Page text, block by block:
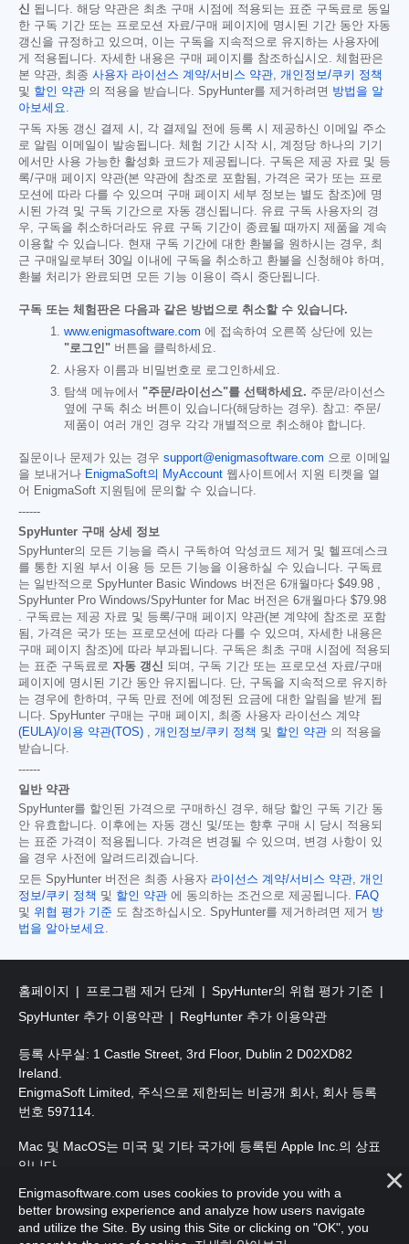
신
됩니다. 해당 약관은 최초 구매 시점에 적용되는 표준 구독료로 동일
한 구독 기간 또는 프로모션 자료/구매 페이지에 명시된 기간 동안 자동
갱신을 규정하고 있으며, 이는 구독을 지속적으로 유지하는 사용자에
게 적용됩니다. 자세한 내용은 구매 페이지를 참조하십시오. 체험판은
본 약관, 최종 사용자 라이선스 계약/서비스 약관
개인정보/쿠키 정책
및 할인 약관 의 적용을 받습니다. SpyHunter를 제거하려면 방법을 알
아보세요
구독 자동 갱신 결제 시, 각 결제일 전에 등록 시 제공하신 이메일 주소
로 알림 이메일이 발송됩니다. 체험 기간 시작 시, 계정당 하나의 기기
에서만 사용 가능한 활성화 코드가 제공됩니다. 구독은 제공 자료 및 등
록/구매 페이지 약관(본 약관에 참조로 포함됨, 가격은 국가 또는 프로
모션에 따라 다를 수 있으며 구매 페이지 세부 정보는 별도 참조)에 명
시된 가격 및 구독 기간으로 자동 갱신됩니다. 유료 구독 사용자의 경
우, 구독을 취소하더라도 유료 구독 기간이 종료될 때까지 제품을 계속
이용할 수 있습니다. 현재 구독 기간에 대한 환불을 원하시는 경우, 최
근 구매일로부터 30일 이내에 구독을 취소하고 환불을 신청해야 하며,
환불 처리가 완료되면 모든 기능 이용이 즉시 중단됩니다.
구독 또는 체험판은 다음과 같은 방법으로 취소할 수 있습니다.
www.enigmasoftware.com 에 접속하여 오른쪽 상단에 있는
"로그인" 버튼을 클릭하세요.
사용자 이름과 비밀번호로 로그인하세요.
탐색 메뉴에서 "주문/라이선스"를 선택하세요. 주문/라이선스
옆에 구독 취소 버튼이 있습니다(해당하는 경우). 참고: 주문/
제품이 여러 개인 경우 각각 개별적으로 취소해야 합니다.
질문이나 문제가 있는 경우 support@enigmasoftware.com 으로 이메일
을 보내거나 EnigmaSoft의 MyAccount 웹사이트에서 지원 티켓을 열
어 EnigmaSoft 지원팀에 문의할 수 있습니다.
------
SpyHunter 구매 상세 정보
SpyHunter의 모든 기능을 즉시 구독하여 악성코드 제거 및 헬프데스크
를 통한 지원 부서 이용 등 모든 기능을 이용하실 수 있습니다. 구독료
는 일반적으로 SpyHunter Basic Windows 버전은 6개월마다 $49.98 ,
SpyHunter Pro Windows/SpyHunter for Mac 버전은 6개월마다 $79.98
. 구독료는 제공 자료 및 등록/구매 페이지 약관(본 계약에 참조로 포함
됨, 가격은 국가 또는 프로모션에 따라 다를 수 있으며, 자세한 내용은
구매 페이지 참조)에 따라 부과됩니다. 구독은 최초 구매 시점에 적용되
는 표준 구독료로 자동 갱신 되며, 구독 기간 또는 프로모션 자료/구매
페이지에 명시된 기간 동안 유지됩니다. 단, 구독을 지속적으로 유지하
는 경우에 한하며, 구독 만료 전에 예정된 요금에 대한 알림을 받게 됩
니다. SpyHunter 구매는 구매 페이지, 최종 사용자 라이선스 계약
(EULA)/이용 약관(TOS) , 개인정보/쿠키 정책 및 할인 약관 의 적용을
받습니다.
------
일반 약관
SpyHunter를 할인된 가격으로 구매하신 경우, 해당 할인 구독 기간 동
안 유효합니다. 이후에는 자동 갱신 및/또는 향후 구매 시 당시 적용되
는 표준 가격이 적용됩니다. 가격은 변경될 수 있으며, 변경 사항이 있
을 경우 사전에 알려드리겠습니다.
모든 SpyHunter 버전은 최종 사용자 라이선스 계약/서비스 약관, 개인
정보/쿠키 정책 및 할인 약관 에 동의하는 조건으로 제공됩니다. FAQ
및 위협 평가 기준 도 참조하십시오. SpyHunter를 제거하려면 제거 방
법을 알아보세요.
홈페이지 프로그램 제거 단계
SpyHunter의 위협 평가 기준
SpyHunter 추가 이용약관
RegHunter 추가 이용약관
등록 사무실: 1 Castle Street, 3rd Floor, Dublin 2 D02XD82
Ireland.
EnigmaSoft Limited, 주식으로 제한되는 비공개 회사, 회사 등록
번호 597114.
Mac 및 MacOS는 미국 및 기타 국가에 등록된 Apple Inc.의 상표
입니다.
저작권 2016-2026. EnigmaSoft Ltd. 판권 소유.
Enigmasoftware.com uses cookies to provide you with a
better browsing experience and analyze how users navigate
and utilize the Site. By using this Site or clicking on "OK", you